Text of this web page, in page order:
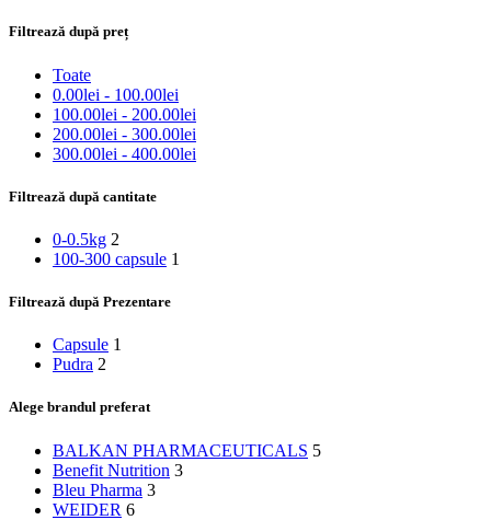
Filtrează după preț
Toate
0.00lei - 100.00lei
100.00lei - 200.00lei
200.00lei - 300.00lei
300.00lei - 400.00lei
Filtrează după cantitate
0-0.5kg 2
100-300 capsule 1
Filtrează după Prezentare
Capsule 1
Pudra 2
Alege brandul preferat
BALKAN PHARMACEUTICALS 5
Benefit Nutrition 3
Bleu Pharma 3
WEIDER 6